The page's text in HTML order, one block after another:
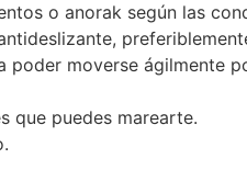
o anorak según las
poder moverse ágilmente
que puedes marearte.